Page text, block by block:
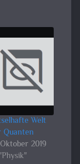
Welt
Quanten
2019